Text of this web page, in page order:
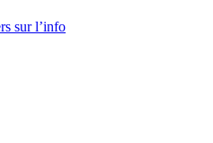
sur l’info